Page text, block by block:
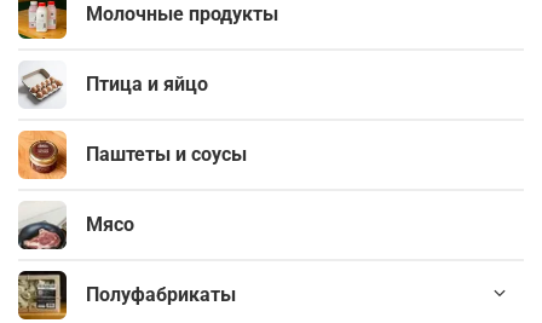
Молочные продукты
Птица и яйцо
Паштеты и соусы
Мясо
Полуфабрикаты